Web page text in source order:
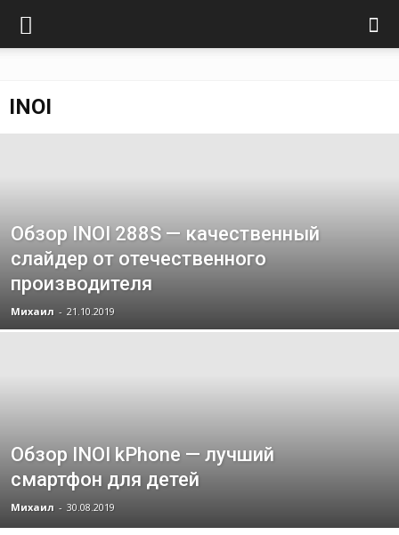
INOI
Обзор INOI 288S — качественный
слайдер от отечественного
производителя
Михаил - 21.10.2019
Обзор INOI kPhone — лучший
смартфон для детей
Михаил - 30.08.2019